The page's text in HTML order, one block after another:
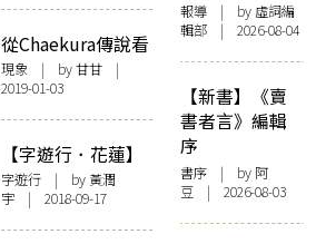
從Chaekura傳說看
IZ*ONE出道
現象| by 甘甘 |
2019-01-03
【字遊行．花蓮】
經過十個夏天才趕
到此
字遊行| by 黃潤
宇| 2018-09-17
報導 | by 虛詞編
輯部 | 2026-08-04
【新書】《賣
書者言》編輯
序
書序 | by 阿
豆 | 2026-08-03